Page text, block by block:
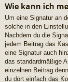
Wie kann ich
Um eine Signatur an
solche in den
Nachdem du die
jedem Beitrag das
eine Signatur auch
das standardmäßige
einzelnen Beitrag
du dort einfach das